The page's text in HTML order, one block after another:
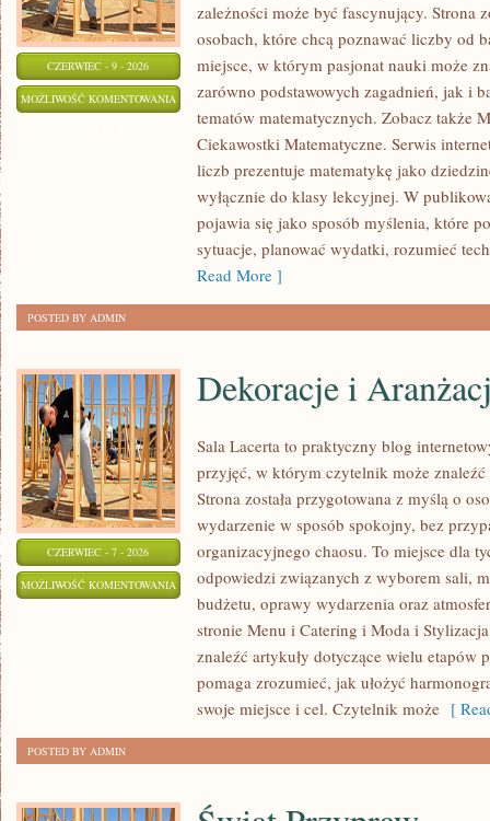
CZERWIEC - 9 - 2026
MOŻLIWOŚĆ KOMENTOWANIA MATEMATYKA
TECHNOLOGII
NAUCE
zależności może być fascynujący. Strona
osobach, które chcą poznawać liczby od
miejsce, w którym pasjonat nauki może
zarówno podstawowych zagadnień, jak i
tematów matematycznych. Zobacz także
Ciekawostki Matematyczne. Serwis
liczb prezentuje matematykę jako
wyłącznie do klasy lekcyjnej. W
pojawia się jako sposób myślenia, które
sytuacje, planować wydatki, rozumieć
Read More ]
POSTED BY ADMIN
CZERWIEC - 7 - 2026
MOŻLIWOŚĆ KOMENTOWANIA DEKORACJE
ARANŻACJE
Dekoracje i
Sala Lacerta to praktyczny blog
przyjęć, w którym czytelnik może
Strona została przygotowana z myślą o
wydarzenie w sposób spokojny, bez
organizacyjnego chaosu. To miejsce dla
odpowiedzi związanych z wyborem sali,
budżetu, oprawy wydarzenia oraz
stronie Menu i Catering i Moda i
znaleźć artykuły dotyczące wielu etapów
pomaga zrozumieć, jak ułożyć
swoje miejsce i cel. Czytelnik może [
POSTED BY ADMIN